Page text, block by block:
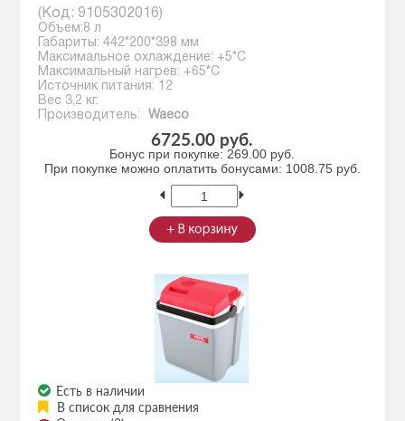
(Код: 9105302016)
Объем:8 л
Габариты: 442*200*398 мм
Максимальное охлаждение: +5*С
Максимальный нагрев: +65*С
Источник питания: 12
Вес 3,2 кг.
Производитель:
Waeco
6725.00 руб.
Бонус при покупке: 269.00 руб.
При покупке можно оплатить бонусами: 1008.75 руб.
Есть в наличии
В список для сравнения